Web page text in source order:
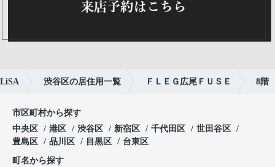
渋谷区の居住用一覧 ＦＬＥＧ広尾ＦＵＳＥ 8階
市区町村から探す
中央区
港区 渋谷区 新宿区 千代田区
世田谷区
豊島区
品川区 目黒区 台東区
町名から探す